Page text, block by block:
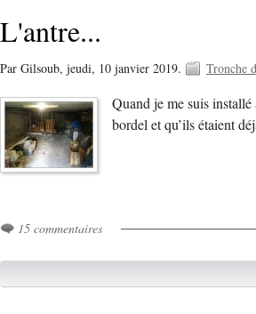
L'antre...
Par Gilsoub, jeudi, 10 janvier 2019. Tronche
Quand je me suis installé
bordel et qu’ils étaient
15 commentaires